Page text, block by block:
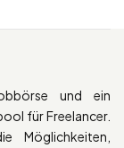
und ein
für Freelancer.
Möglichkeiten,